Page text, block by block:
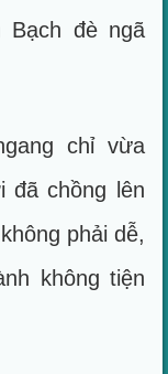
Bạch đè ngã
chỉ vừa
đã chồng lên
phải dễ,
không tiện